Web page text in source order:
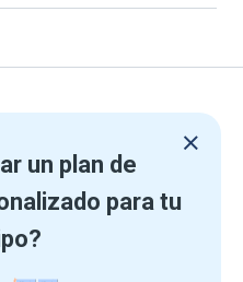
un plan de
para tu